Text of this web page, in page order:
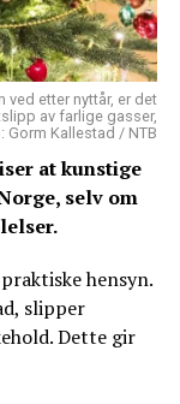
ved etter nyttår, er det
av farlige gasser,
Kallestad / NTB
at kunstige
selv om
hensyn.
slipper
Dette gir